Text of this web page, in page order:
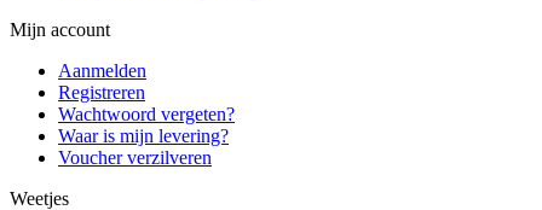
Mijn account
Aanmelden
Registreren
Wachtwoord vergeten?
Waar is mijn levering?
Voucher verzilveren
Weetjes